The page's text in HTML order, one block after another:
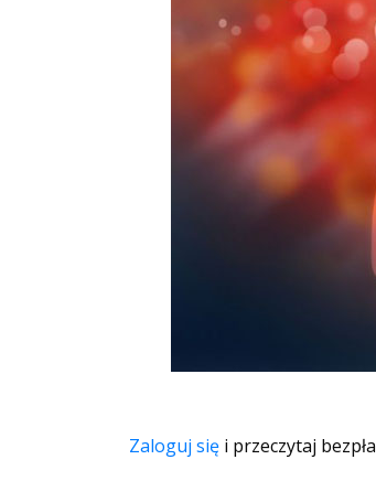
Zaloguj się i przeczytaj